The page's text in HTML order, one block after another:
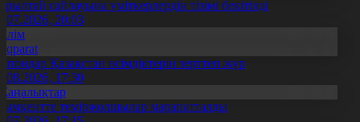
сайлауына үміткерлердің тізімі бекітілді
20:03
Қазақстан өсімдіктерін зерттеп жүр
17:30
теміржолшылар марапатталды